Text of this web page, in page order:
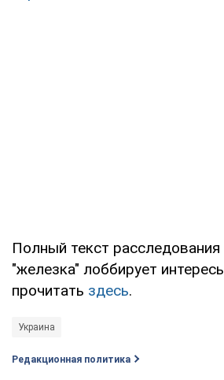
Полный текст расследования
"железка" лоббирует
прочитать здесь.
Украина
Редакционная политика